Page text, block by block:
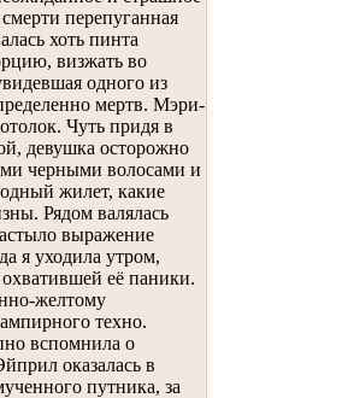
перепуганная
хоть пинта
визжать во
одного из
мертв. Мэри-
Чуть придя в
девушка осторожно
черными волосами и
жилет, какие
Рядом валялась
выражение
я уходила утром,
её паники.
желтому
техно.
вспомнила о
оказалась в
путника, за